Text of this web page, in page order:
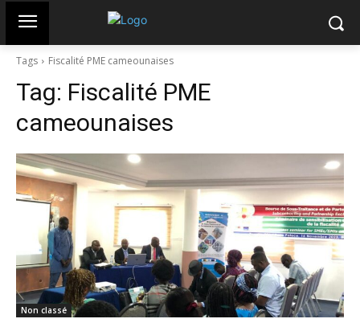
Tags Fiscalité PME cameounaises
Tag: Fiscalité PME
cameounaises
Non classé